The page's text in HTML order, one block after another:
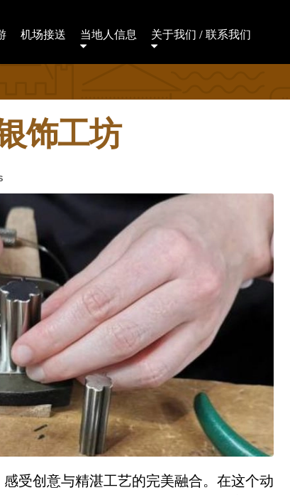
机场接送 当地人信息 关于我们 / 联系我们
饰工坊
受创意与精湛工艺的完美融合。在这个动